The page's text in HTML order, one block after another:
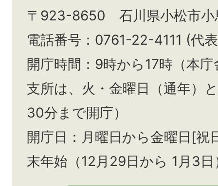
〒923-8650 石川県小松市小
電話番号：0761-22-4111 (代
開庁時間：9時から17時（本
支所は、火・金曜日（通年）と
30分まで開庁）
開庁日：月曜日から金曜日[祝
末年始（12月29日から 1月3